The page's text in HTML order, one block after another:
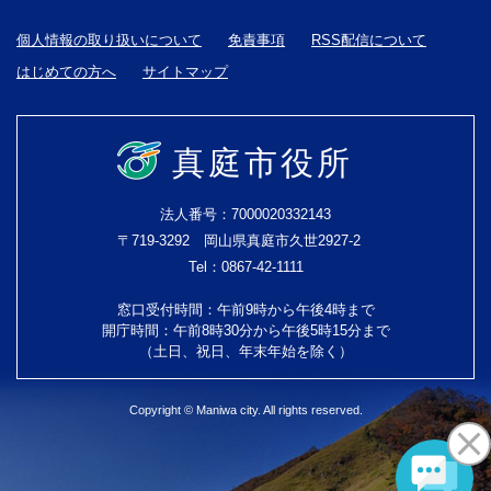
個人情報の取り扱いについて 免責事項
RSS配信について
はじめての方へ
サイトマップ
真庭市役所
法人番号：7000020332143
〒719-3292 岡山県真庭市久世2927-2
Tel：0867-42-1111
窓口受付時間：午前9時から午後4時まで
開庁時間：午前8時30分から午後5時15分まで
（土日、祝日、年末年始を除く）
Copyright © Maniwa city. All rights reserved.